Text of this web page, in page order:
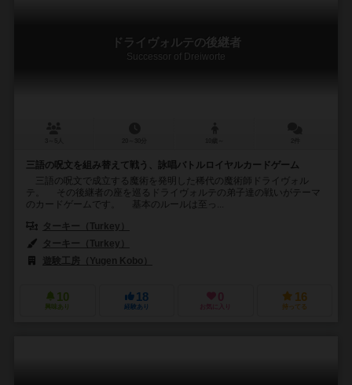
ドライヴォルテの後継者
Successor of Dreiworte
三語の呪文を組み替えて戦う、詠唱バトルロイヤルカードゲーム
三語の呪文で成立する魔術を発明した稀代の魔術師ドライヴォル
テ。 その後継者の座を巡るドライヴォルテの弟子達の戦いがテーマ
のカードゲームです。 基本のルールは至っ...
ターキー（Turkey）
ターキー（Turkey）
遊験工房（Yugen Kobo）
10
興味あり
18
経験あり
0
お気に入り
16
持ってる